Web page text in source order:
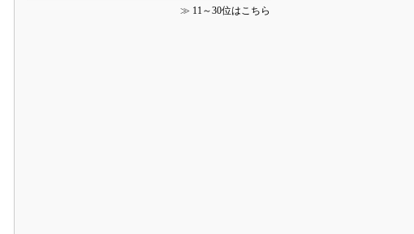
≫ 11～30位はこちら